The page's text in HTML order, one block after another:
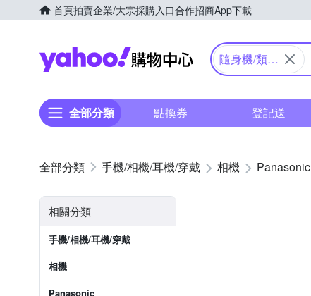
首頁拍賣企業/大宗採購入口合作招商App下載
Yahoo購物中心
隨身機/類單
全部分類 點換券 登記送
手機/相機/耳機/穿戴 相機 Panasonic
相關分類
手機/相機/耳機/穿戴
相機
Panasonic